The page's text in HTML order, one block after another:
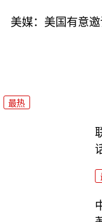
美媒：美国有意
最热